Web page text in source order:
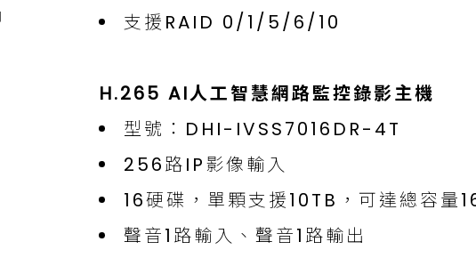
支援RAID 0/1/5/6/10
H.265 AI人工智慧網路監控錄影主機
型號：DHI-IVSS7016DR-4T
256路IP影像輸入
16硬碟，單顆支援10TB，可達總容量
聲音1路輸入、聲音1路輸出